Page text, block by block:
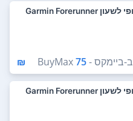
כבל טעינה חלופי לשעון Garmin Forerunner
ב-ביימקס - BuyMax75 ₪
כבל טעינה חלופי לשעון Garmin Forerunner